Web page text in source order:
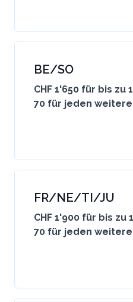
BE/SO
CHF 1'650 für bis zu
70 für jeden
FR/NE/TI/JU
CHF 1'900 für bis zu
70 für jeden